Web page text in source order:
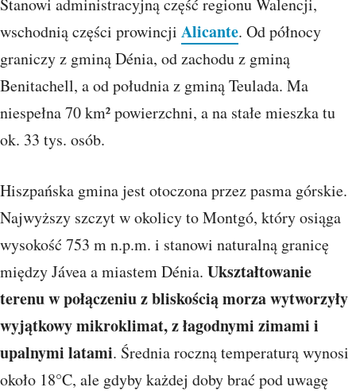
wschodnią części prowincji Alicante. Od północy
graniczy z gminą Dénia, od zachodu z gminą
Benitachell, a od południa z gminą Teulada. Ma
niespełna 70 km² powierzchni, a na stałe mieszka tu
ok. 33 tys. osób.
Hiszpańska gmina jest otoczona przez pasma górskie.
Najwyższy szczyt w okolicy to Montgó, który osiąga
wysokość 753 m n.p.m. i stanowi naturalną granicę
między Jávea a miastem Dénia. Ukształtowanie
terenu w połączeniu z bliskością morza wytworzyły
wyjątkowy mikroklimat, z łagodnymi zimami i
upalnymi latami. Średnia roczną temperaturą wynosi
około 18°C, ale gdyby każdej doby brać pod uwagę